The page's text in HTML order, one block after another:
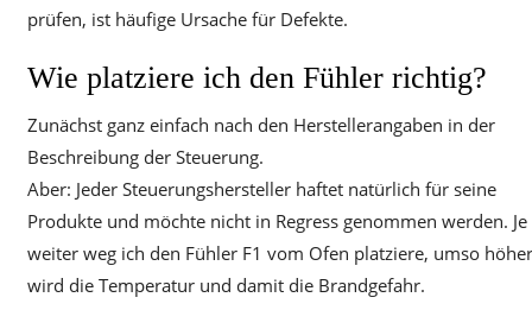
prüfen, ist häufige Ursache für Defekte.
Wie platziere ich den Fühler richtig?
Zunächst ganz einfach nach den Herstellerangaben in der
Beschreibung der Steuerung.
Aber: Jeder Steuerungshersteller haftet natürlich für seine
Produkte und möchte nicht in Regress genommen werden. Je
weiter weg ich den Fühler F1 vom Ofen platziere, umso höher
wird die Temperatur und damit die Brandgefahr.